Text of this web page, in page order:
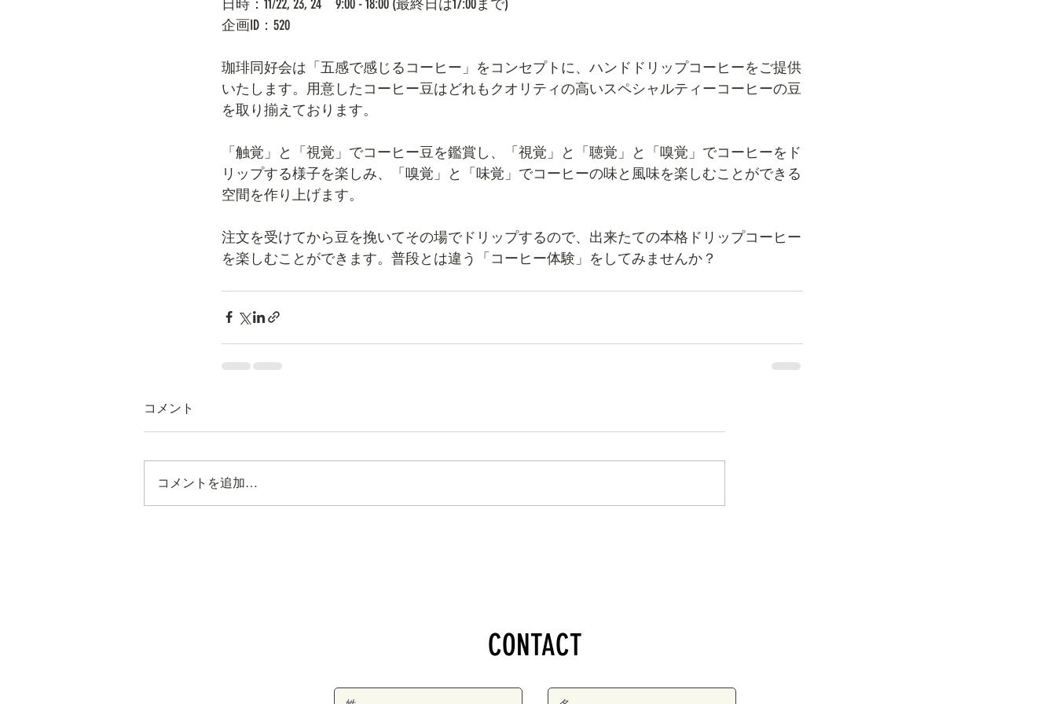
日時：11/22, 23, 24　9:00 - 18:00 (最終日は17:00まで)
企画ID：520
珈琲同好会は「五感で感じるコーヒー」をコンセプトに、ハンドドリップコーヒーをご提供
いたします。用意したコーヒー豆はどれもクオリティの高いスペシャルティーコーヒーの豆
を取り揃えております。
「触覚」と「視覚」でコーヒー豆を鑑賞し、「視覚」と「聴覚」と「嗅覚」でコーヒーをド
リップする様子を楽しみ、「嗅覚」と「味覚」でコーヒーの味と風味を楽しむことができる
空間を作り上げます。
注文を受けてから豆を挽いてその場でドリップするので、出来たての本格ドリップコーヒー
を楽しむことができます。普段とは違う「コーヒー体験」をしてみませんか？
コメント
コメントを追加…
CONTACT